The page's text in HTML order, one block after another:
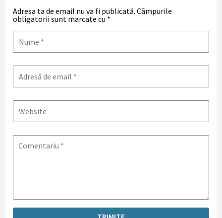
Adresa ta de email nu va fi publicată. Câmpurile
obligatorii sunt marcate cu *